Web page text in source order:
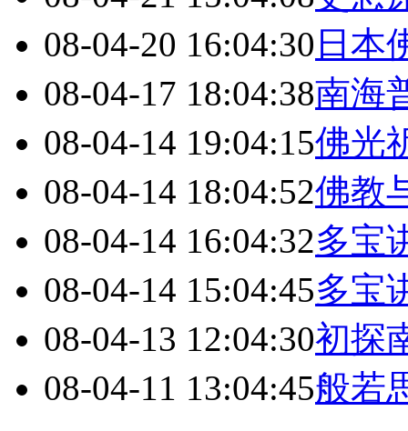
08-04-20 16:04:30 日本
08-04-17 18:04:38南海
08-04-14 19:04:15佛光
08-04-14 18:04:52佛教
08-04-14 16:04:32多宝
08-04-14 15:04:45多宝
08-04-13 12:04:30初探
08-04-11 13:04:45般若